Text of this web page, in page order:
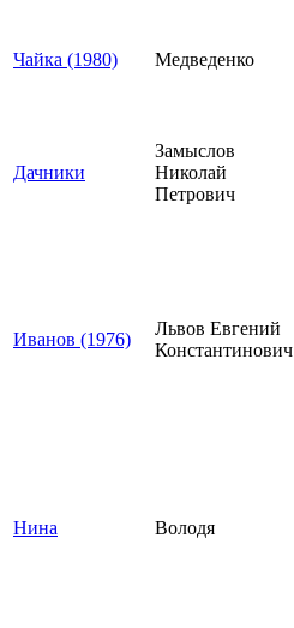
Чайка (1980) Медведенко
Дачники
Замыслов
Николай
Петрович
Иванов (1976)
Львов Евгений
Константинович
Нина Володя